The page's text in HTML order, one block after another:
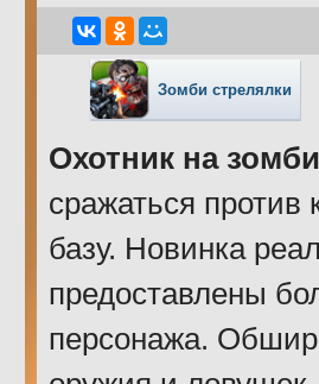
Зомби стрелялки
Охотник на
сражаться
базу. Новинка
предоставлены
персонажа.